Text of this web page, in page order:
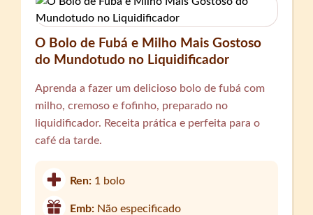
O Bolo de Fubá e Milho Mais Gostoso
do Mundotudo no Liquidificador
Aprenda a fazer um delicioso bolo de fubá com
milho, cremoso e fofinho, preparado no
liquidificador. Receita prática e perfeita para o
café da tarde.
Ren: 1 bolo
Emb: Não especificado